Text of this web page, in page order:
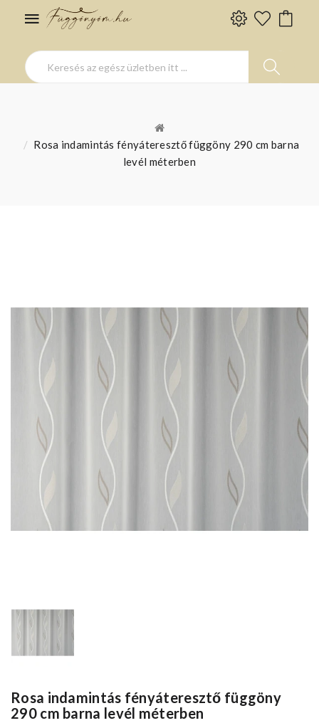
Rosa indamintás fényáteresztő függöny 290 cm barna
levél méterben
Rosa indamintás fényáteresztő függöny
290 cm barna levél méterben